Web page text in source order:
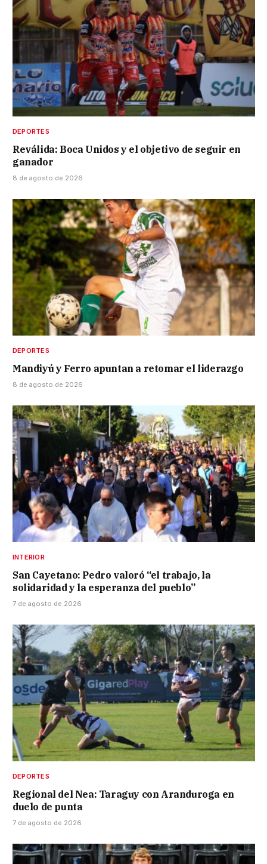
DEPORTES
Reválida: Boca Unidos y el objetivo de seguir en
ganador
8 de agosto de 2026
DEPORTES
Mandiyú y Ferro apuntan a retomar el liderazgo
8 de agosto de 2026
INTERIOR
San Cayetano: Pedro valoró “el trabajo, la
solidaridad y la esperanza del pueblo”
7 de agosto de 2026
DEPORTES
Regional del Nea: Taraguy con Aranduroga en
duelo de punta
7 de agosto de 2026